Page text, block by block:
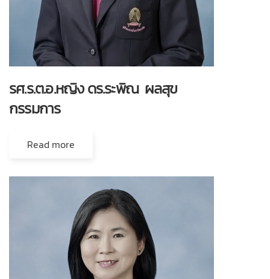
รศ.ร.ต.อ.หญิง ดร.ระพิณ ผลสุข
กรรมการ
Read more